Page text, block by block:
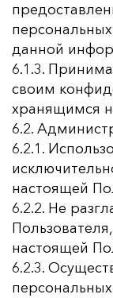
данной
6.1.3.
своим
хранящимся
6.2.
6.2.1.
настоящей
6.2.2. Не
настоящей
6.2.3.